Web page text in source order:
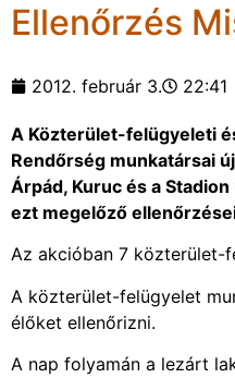
Ellenőrzés
2012. február 3. 22:41
A Közterület-felügyeleti
Rendőrség munkatársai
Árpád, Kuruc és a
ezt megelőző
Az akcióban 7 közterület-
A közterület-felügyelet
élőket ellenőrizni.
A nap folyamán a lezárt